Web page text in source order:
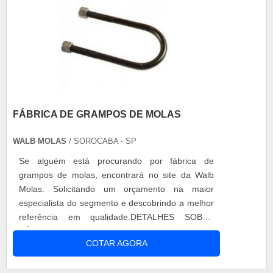
FÁBRICA DE GRAMPOS DE MOLAS
WALB MOLAS / SOROCABA - SP
Se alguém está procurando por fábrica de
grampos de molas, encontrará no site da Walb
Molas. Solicitando um orçamento na maior
especialista do segmento e descobrindo a melhor
referência em qualidade.DETALHES SOBRE
FÁBRICA DE GRAMPOS DE MOLASQuem busca
por fábrica de grampos de molas altamente
qualificada, encontra na internet a Walb Molas.
COTAR AGORA